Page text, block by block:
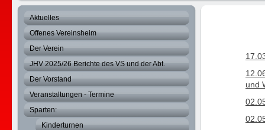
Aktuelles
Offenes Vereinsheim
Der Verein
JHV 2025/26 Berichte des VS und der Abt.
Der Vorstand
Veranstaltungen - Termine
Sparten:
Kinderturnen
und